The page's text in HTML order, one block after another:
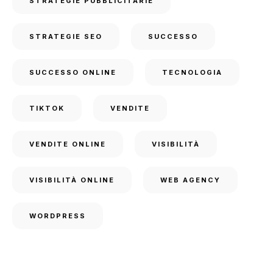
STRATEGIE SEO SUCCESSO
SUCCESSO ONLINE TECNOLOGIA
TIKTOK VENDITE
VENDITE ONLINE VISIBILITÀ
VISIBILITÀ ONLINE WEB AGENCY
WORDPRESS